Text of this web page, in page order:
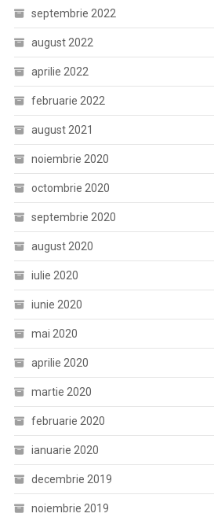
septembrie 2022
august 2022
aprilie 2022
februarie 2022
august 2021
noiembrie 2020
octombrie 2020
septembrie 2020
august 2020
iulie 2020
iunie 2020
mai 2020
aprilie 2020
martie 2020
februarie 2020
ianuarie 2020
decembrie 2019
noiembrie 2019